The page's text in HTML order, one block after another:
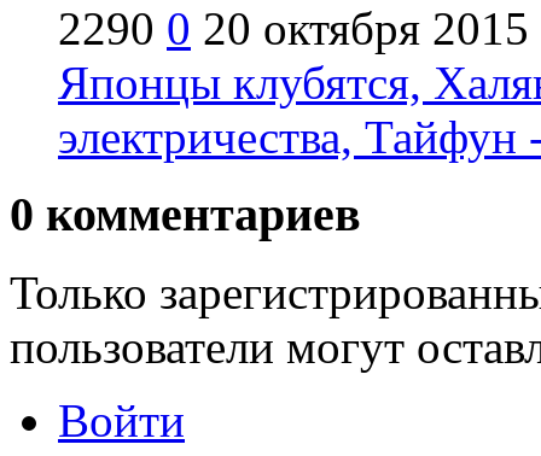
2290 0 20 октября 2015
Японцы клубятся,
электричества, Тайфун
0 комментариев
Только
пользователи могут
Войти